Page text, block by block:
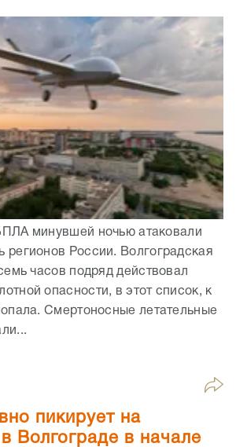
минувшей ночью атаковали
регионов России. Волгоградская
часов подряд действовал
опасности, в этот список, к
Смертоносные летательные
пикирует на
Волгограде в начале